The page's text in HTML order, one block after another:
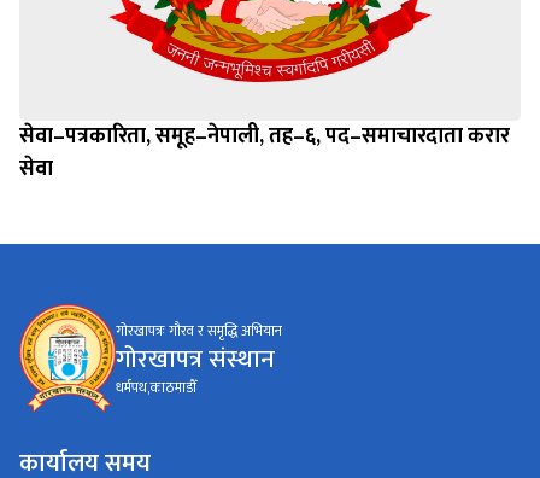
सेवा–पत्रकारिता, समूह–नेपाली, तह–६, पद–समाचारदाता करार
सेवा
गोरखापत्रः गौरव र समृद्धि अभियान
गोरखापत्र संस्थान
धर्मपथ,काठमाडौँ
कार्यालय समय